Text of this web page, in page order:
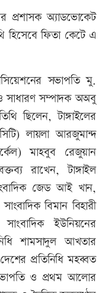
প্রশাসক অ্যাডভোকেট
হিসেবে ফিতা কেটে এ
সভাপতি মু.
সাধারণ সম্পাদক অঅবু
ছিলেন, টাঙ্গাইলের
লায়লা আরজুমান্দ
মাহবুব রেজুয়ান
রাখেন, টাঙ্গাইল
জেড আই খান,
বিমান বিহারী
ইউনিয়নের
শামসাদুল আখতার
প্রতিনিধি মহব্বত
সভাপতি ও প্রথম আলোর